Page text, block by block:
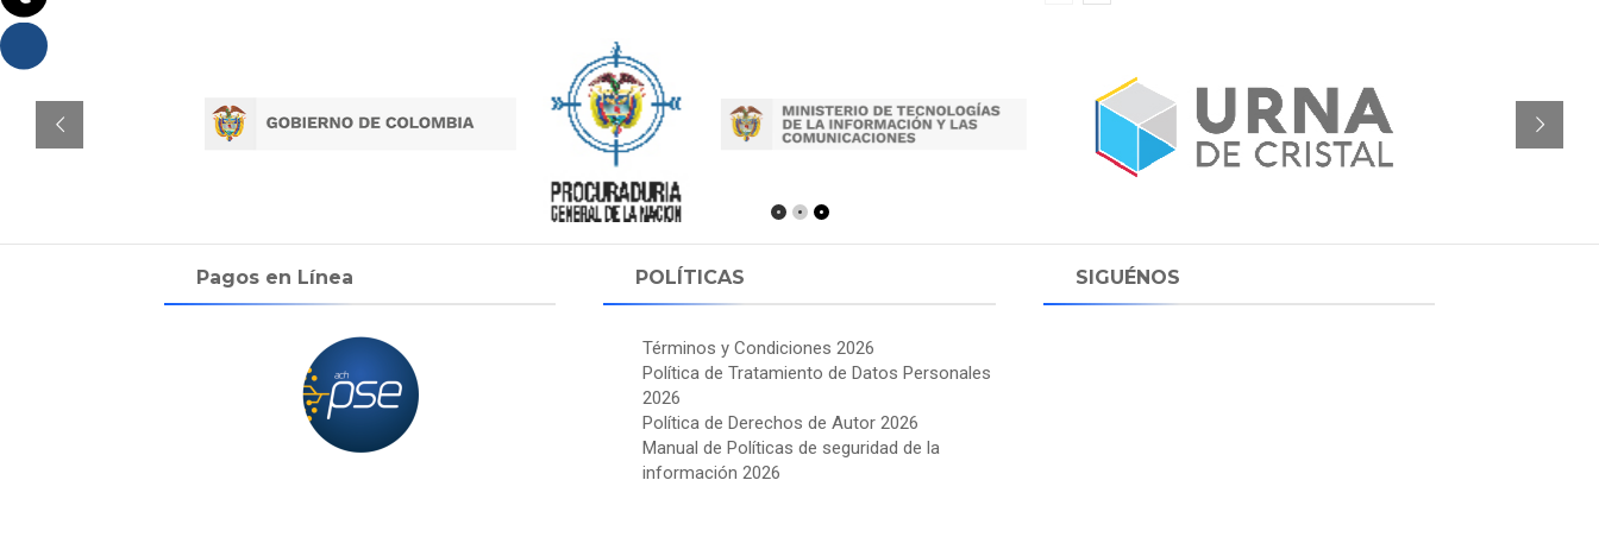
Pagos en Línea POLÍTICAS
Términos y Condiciones 2026
Política de Tratamiento de Datos Personales
2026
Política de Derechos de Autor 2026
Manual de Políticas de seguridad de la
información 2026
SIGUÉNOS